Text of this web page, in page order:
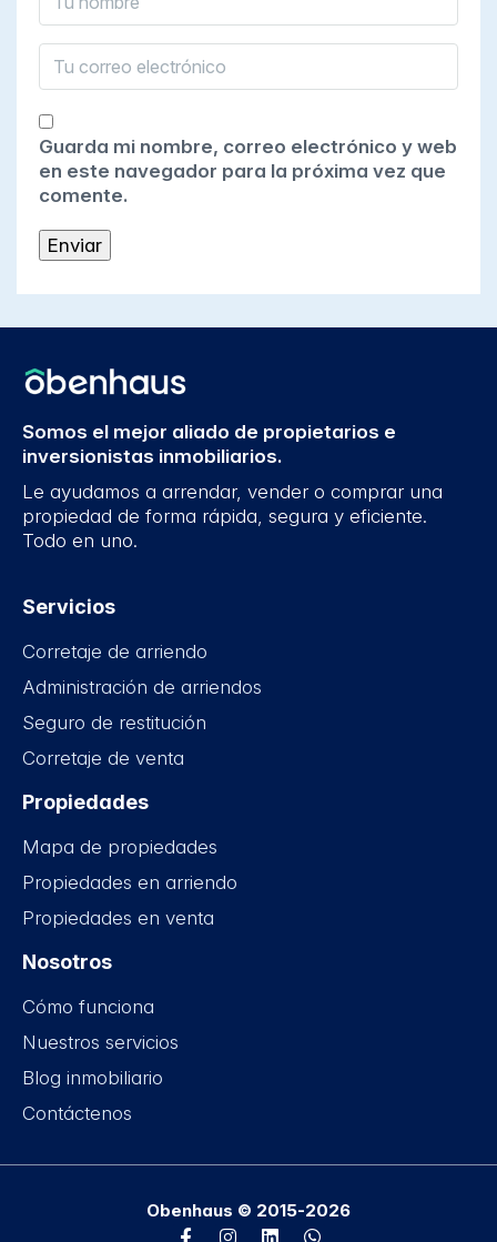
Guarda mi nombre, correo electrónico y web
en este navegador para la próxima vez que
comente.
Somos el mejor aliado de propietarios e
inversionistas inmobiliarios.
Le ayudamos a arrendar, vender o comprar una
propiedad de forma rápida, segura y eficiente.
Todo en uno.
Servicios
Corretaje de arriendo
Administración de arriendos
Seguro de restitución
Corretaje de venta
Propiedades
Mapa de propiedades
Propiedades en arriendo
Propiedades en venta
Nosotros
Cómo funciona
Nuestros servicios
Blog inmobiliario
Contáctenos
Obenhaus © 2015-2026